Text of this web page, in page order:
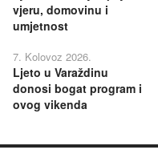
vjeru, domovinu i
umjetnost
7. Kolovoz 2026.
Ljeto u Varaždinu
donosi bogat program i
ovog vikenda